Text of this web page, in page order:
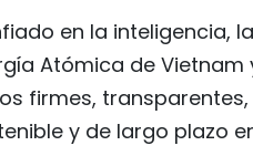
en la inteligencia,
Atómica de
firmes,
y de largo plazo